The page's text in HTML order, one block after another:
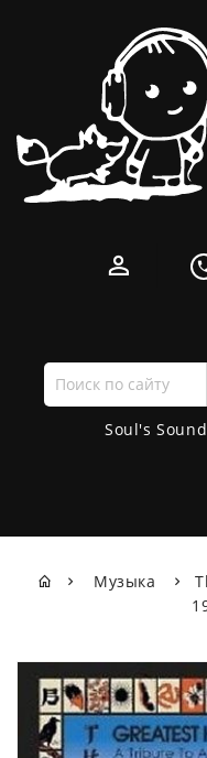
Поиск
по
сайту
Soul's
Музыка